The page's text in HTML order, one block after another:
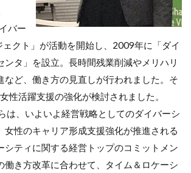
バー
ェクト」が活動を開始し、2009年に「ダイ
ンタ」を設立。長時間残業削減やメリハリ
など、働き方の見直しが行われました。そ
性活躍支援の強化が検討されました。
は、いよいよ経営戦略としてのダイバーシ
女性のキャリア形成支援強化が推進される
シティに関する経営トップのコミットメン
働き方改革に合わせて、タイム＆ロケーシ